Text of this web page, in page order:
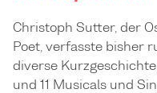
Christoph Sutter, der
Poet, verfasste bisher
diverse
und 11 Musicals und